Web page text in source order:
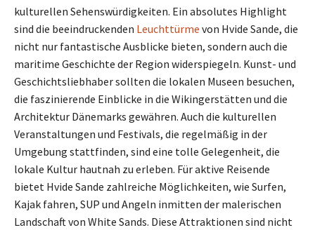
kulturellen Sehenswürdigkeiten. Ein absolutes Highlight
sind die beeindruckenden Leuchttürme von Hvide Sande, die
nicht nur fantastische Ausblicke bieten, sondern auch die
maritime Geschichte der Region widerspiegeln. Kunst- und
Geschichtsliebhaber sollten die lokalen Museen besuchen,
die faszinierende Einblicke in die Wikingerstätten und die
Architektur Dänemarks gewähren. Auch die kulturellen
Veranstaltungen und Festivals, die regelmäßig in der
Umgebung stattfinden, sind eine tolle Gelegenheit, die
lokale Kultur hautnah zu erleben. Für aktive Reisende
bietet Hvide Sande zahlreiche Möglichkeiten, wie Surfen,
Kajak fahren, SUP und Angeln inmitten der malerischen
Landschaft von White Sands. Diese Attraktionen sind nicht